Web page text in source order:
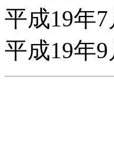
平成19年
平成19年